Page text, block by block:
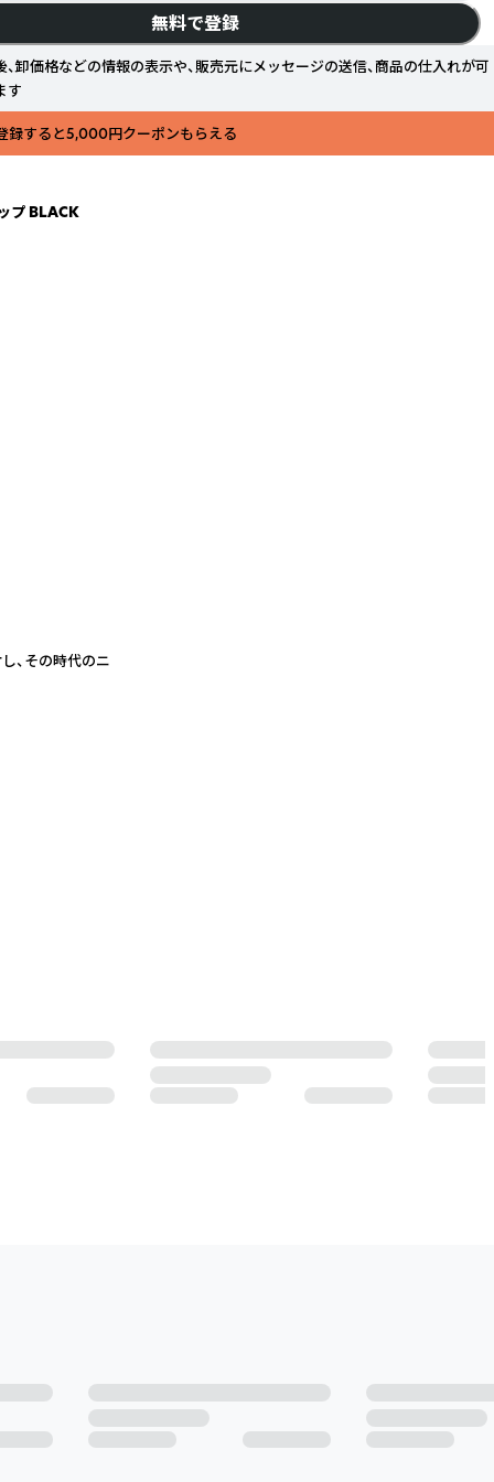
無料で登録
、卸価格などの情報の表示や、販売元にメッセージの送信、商品の仕入れが可
す
登録すると5,000円クーポンもらえる
プ BLACK
、その時代のニ